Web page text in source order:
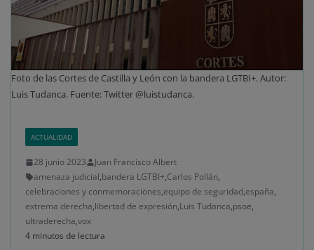
Foto de las Cortes de Castilla y León con la bandera LGTBI+. Autor:
Luis Tudanca. Fuente: Twitter @luistudanca.
ACTUALIDAD
28 junio 2023
Juan Francisco Albert
amenaza judicial,bandera LGTBI+,Carlos Pollán,
celebraciones y conmemoraciones,equipo de seguridad,españa,
extrema derecha,libertad de expresión,Luis Tudanca,psoe,
ultraderecha,vox
4 minutos de lectura